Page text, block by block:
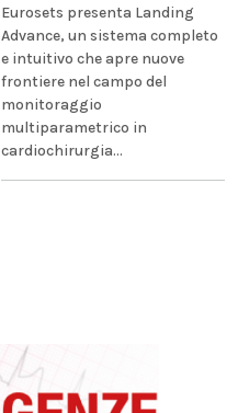
Eurosets presenta Landing
Advance, un sistema completo
e intuitivo che apre nuove
frontiere nel campo del
monitoraggio
multiparametrico in
cardiochirurgia...